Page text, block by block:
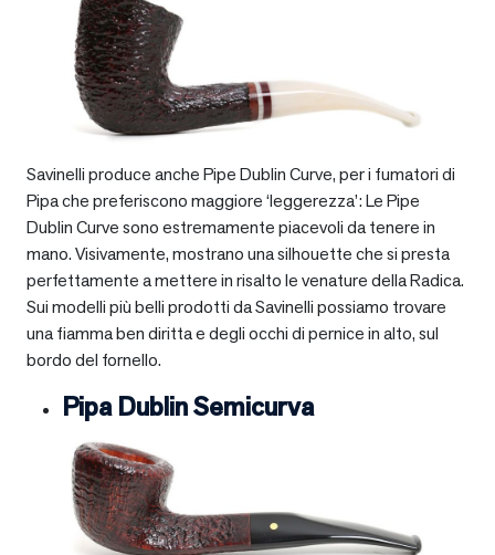
Savinelli produce anche Pipe Dublin Curve, per i fumatori di
Pipa che preferiscono maggiore ‘leggerezza’: Le Pipe
Dublin Curve sono estremamente piacevoli da tenere in
mano. Visivamente, mostrano una silhouette che si presta
perfettamente a mettere in risalto le venature della Radica.
Sui modelli più belli prodotti da Savinelli possiamo trovare
una fiamma ben diritta e degli occhi di pernice in alto, sul
bordo del fornello.
Pipa Dublin Semicurva